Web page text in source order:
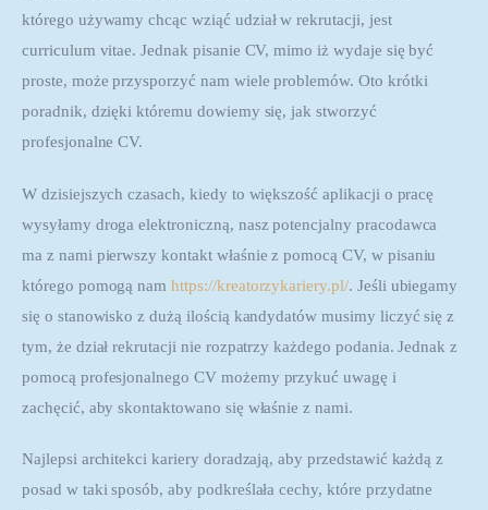
którego używamy chcąc wziąć udział w rekrutacji, jest
curriculum vitae. Jednak pisanie CV, mimo iż wydaje się być
proste, może przysporzyć nam wiele problemów. Oto krótki
poradnik, dzięki któremu dowiemy się, jak stworzyć
profesjonalne CV.
W dzisiejszych czasach, kiedy to większość aplikacji o pracę
wysyłamy droga elektroniczną, nasz potencjalny pracodawca
ma z nami pierwszy kontakt właśnie z pomocą CV, w pisaniu
którego pomogą nam https://kreatorzykariery.pl/. Jeśli ubiegamy
się o stanowisko z dużą ilością kandydatów musimy liczyć się z
tym, że dział rekrutacji nie rozpatrzy każdego podania. Jednak z
pomocą profesjonalnego CV możemy przykuć uwagę i
zachęcić, aby skontaktowano się właśnie z nami.
Najlepsi architekci kariery doradzają, aby przedstawić każdą z
posad w taki sposób, aby podkreślała cechy, które przydatne